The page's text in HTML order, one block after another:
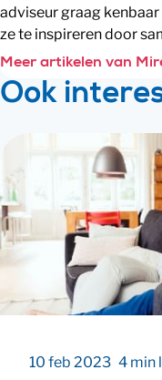
adviseur graag
ze te inspireren door
Meer artikelen van
Ook
10 feb 2023 4 min